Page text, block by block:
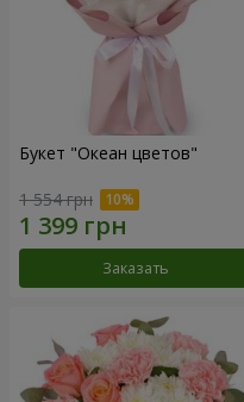
Букет "Океан цветов"
1 554 грн
Заказать